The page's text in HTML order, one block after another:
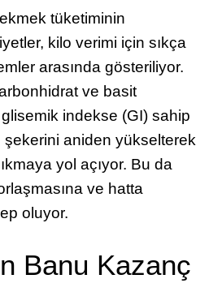
tüketiminin
kilo verimi için sıkça
arasında gösteriliyor.
ve basit
indekse (GI) sahip
şekerini aniden yükselterek
yol açıyor. Bu da
ve hatta
oluyor.
Banu Kazanç